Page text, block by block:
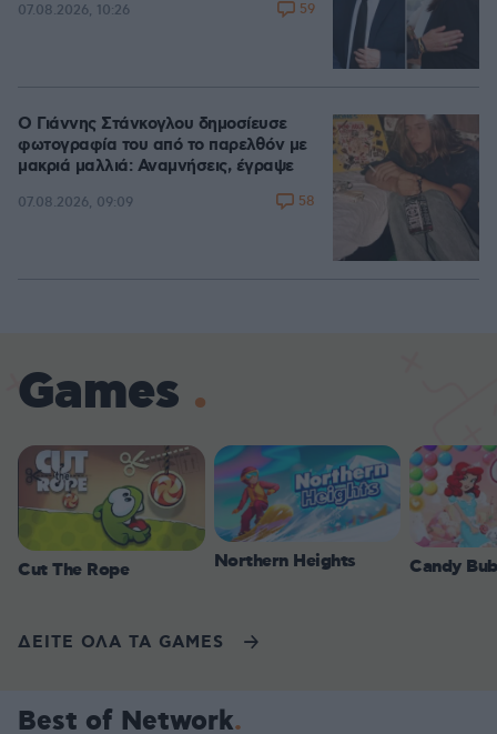
07.08.2026, 10:26 59
Ο Γιάννης Στάνκογλου δημοσίευσε
φωτογραφία του από το παρελθόν με
μακριά μαλλιά: Αναμνήσεις, έγραψε
07.08.2026, 09:09 58
Games
Cut The Rope Northern Heights Candy
ΔΕΙΤΕ ΟΛΑ ΤΑ GAMES
Best of Network